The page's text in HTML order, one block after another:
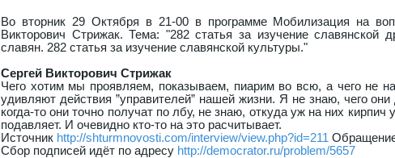
Во вторник 29 Октября в 21-00 в программе Мобилизация на
Викторович Стрижак. Тема: "282 статья за изучение славянской
славян. 282 статья за изучение славянской культуры."
Сергей Викторович Стрижак
Чего хотим мы проявляем, показываем, пиарим во всю, а чего не
удивляют действия ”управителей” нашей жизни. Я не знаю, чего
когда-то они точно получат по лбу, не знаю, откуда уж на них
подавляет. И очевидно кто-то на это расчитывает.
Источник http://shturmnovosti.com/interview/view.php?id=211
Сбор подписей идёт по адресу http://democrator.ru/problem/5657